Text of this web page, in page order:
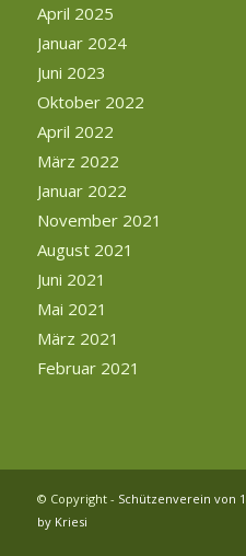
April 2025
Januar 2024
Juni 2023
Oktober 2022
April 2022
März 2022
Januar 2022
November 2021
August 2021
Juni 2021
Mai 2021
März 2021
Februar 2021
© Copyright - Schützenverein von
by Kriesi